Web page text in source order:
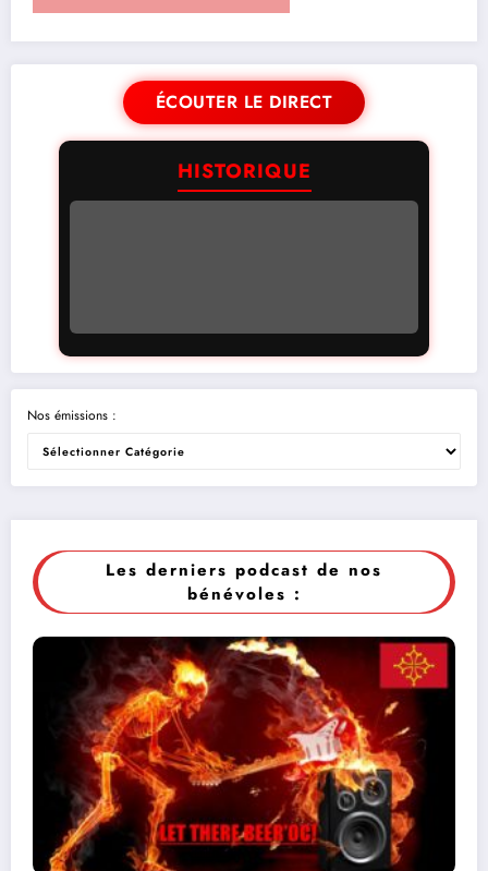
ÉCOUTER LE DIRECT
HISTORIQUE
Nos émissions :
Les derniers podcast de nos
bénévoles :